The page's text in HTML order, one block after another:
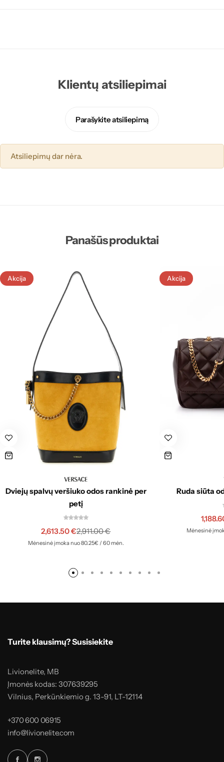
Klientų atsiliepimai
Parašykite atsiliepimą
Atsiliepimų dar nėra.
Panašūs produktai
Akcija
Dviejų spalvų veršiuko odos rankinė per
petį
2,911.00€
2,613.50€
Mėnesinė įmoka nuo 80.25€ / 60 mėn.
Akcija
Ruda siūta
Mėnesinė
Turite klausimų? Susisiekite
Livionelite, MB
Įmonės kodas: 307639295
Vilnius, Perkūnkiemio g. 13-91, LT-12114
+370 600 06915
info@livionelite.com